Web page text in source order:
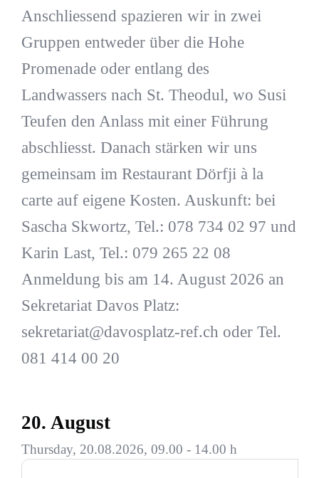
Anschliessend spazieren wir in zwei
Gruppen entweder über die Hohe
Promenade oder entlang des
Landwassers nach St. Theodul, wo Susi
Teufen den Anlass mit einer Führung
abschliesst. Danach stärken wir uns
gemeinsam im Restaurant Dörfji à la
carte auf eigene Kosten. Auskunft: bei
Sascha Skwortz, Tel.: 078 734 02 97 und
Karin Last, Tel.: 079 265 22 08
Anmeldung bis am 14. August 2026 an
Sekretariat Davos Platz:
sekretariat@davosplatz-ref.ch oder Tel.
081 414 00 20
20. August
Thursday, 20.08.2026, 09.00 - 14.00 h